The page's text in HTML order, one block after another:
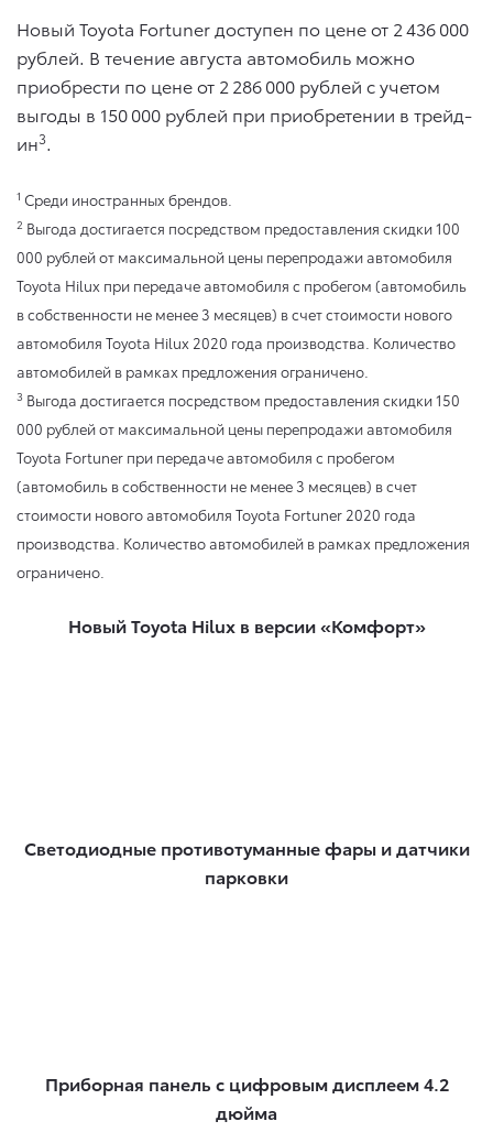
Новый Toyota Fortuner доступен по цене от 2 436 000
рублей. В течение августа автомобиль можно
приобрести по цене от 2 286 000 рублей с учетом
выгоды в 150 000 рублей при приобретении в трейд-
ин3.
1 Среди иностранных брендов.
2 Выгода достигается посредством предоставления скидки 100
000 рублей от максимальной цены перепродажи автомобиля
Toyota Hilux при передаче автомобиля с пробегом (автомобиль
в собственности не менее 3 месяцев) в счет стоимости нового
автомобиля Toyota Hilux 2020 года производства. Количество
автомобилей в рамках предложения ограничено.
3 Выгода достигается посредством предоставления скидки 150
000 рублей от максимальной цены перепродажи автомобиля
Toyota Fortuner при передаче автомобиля с пробегом
(автомобиль в собственности не менее 3 месяцев) в счет
стоимости нового автомобиля Toyota Fortuner 2020 года
производства. Количество автомобилей в рамках предложения
ограничено.
Новый Toyota Hilux в версии «Комфорт»
Светодиодные противотуманные фары и датчики
парковки
Приборная панель с цифровым дисплеем 4.2
дюйма